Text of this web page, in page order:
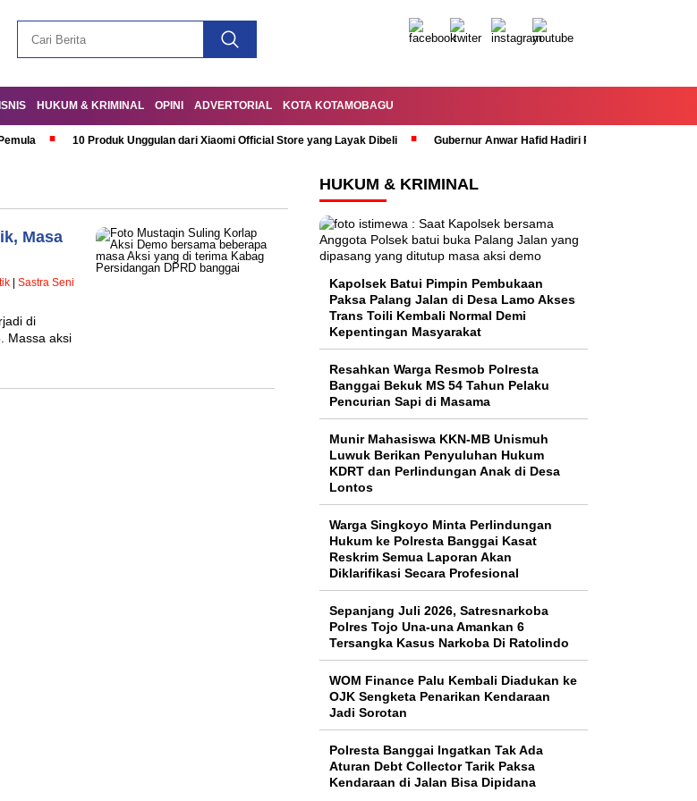
HUKUM & KRIMINAL OPINI ADVERTORIAL KOTA KOTAMOBAGU
10 Produk Unggulan dari Xiaomi Official Store yang Layak Dibeli Gubernur Anwar Hafid Hadiri Rapat Paripurna
Masa
Sastra Seni
di
Massa aksi
HUKUM & KRIMINAL
Kapolsek Batui Pimpin Pembukaan
Paksa Palang Jalan di Desa Lamo Akses
Trans Toili Kembali Normal Demi
Kepentingan Masyarakat
Resahkan Warga Resmob Polresta
Banggai Bekuk MS 54 Tahun Pelaku
Pencurian Sapi di Masama
Munir Mahasiswa KKN-MB Unismuh
Luwuk Berikan Penyuluhan Hukum
KDRT dan Perlindungan Anak di Desa
Lontos
Warga Singkoyo Minta Perlindungan
Hukum ke Polresta Banggai Kasat
Reskrim Semua Laporan Akan
Diklarifikasi Secara Profesional
Sepanjang Juli 2026, Satresnarkoba
Polres Tojo Una-una Amankan 6
Tersangka Kasus Narkoba Di Ratolindo
WOM Finance Palu Kembali Diadukan ke
OJK Sengketa Penarikan Kendaraan
Jadi Sorotan
Polresta Banggai Ingatkan Tak Ada
Aturan Debt Collector Tarik Paksa
Kendaraan di Jalan Bisa Dipidana